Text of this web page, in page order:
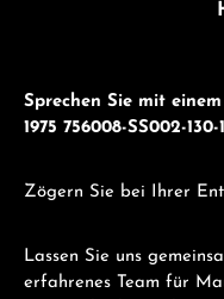
Sprechen Sie mit
1975 756008-SS002-130-1
Zögern Sie bei Ihrer
Lassen Sie uns
erfahrenes Team für